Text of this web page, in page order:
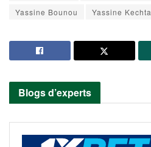
Yassine Bounou
Yassine Kechta
Blogs d’experts